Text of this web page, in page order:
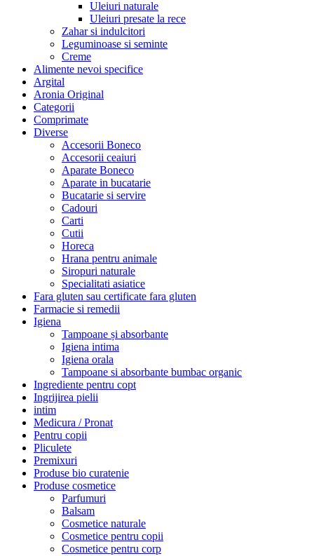
Uleiuri naturale
Uleiuri presate la rece
Zahar si indulcitori
Leguminoase si seminte
Creme
Alimente nevoi specifice
Argital
Aronia Original
Categorii
Comprimate
Diverse
Accesorii Boneco
Accesorii ceaiuri
Aparate Boneco
Aparate in bucatarie
Bucatarie si servire
Cadouri
Carti
Cutii
Horeca
Hrana pentru animale
Siropuri naturale
Specialitati asiatice
Fara gluten sau certificate fara gluten
Farmacie si remedii
Igiena
Tampoane și absorbante
Igiena intima
Igiena orala
Tampoane si absorbante bumbac organic
Ingrediente pentru copt
Ingrijirea pielii
intim
Medicura / Pronat
Pentru copii
Pliculete
Premixuri
Produse bio curatenie
Produse cosmetice
Parfumuri
Balsam
Cosmetice naturale
Cosmetice pentru copii
Cosmetice pentru corp